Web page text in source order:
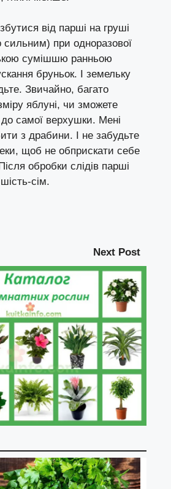
від парші на груші
сильним) при одноразової
сумішшю ранньою
бруньок. І земельку
Звичайно, багато
яблуні, чи зможете
самої верхушки. Мені
з драбини. І не забудьте
щоб не обприскати себе
обробки слідів парші
сім.
Next Post